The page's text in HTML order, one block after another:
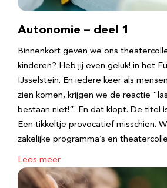
Autonomie – deel 1
Binnenkort geven we ons
kinderen? Heb jij even geluk! in het
IJsselstein. En iedere keer als
zien komen, krijgen we de reactie
bestaan niet!”. En dat klopt. De titel
Een tikkeltje provocatief misschien.
zakelijke programma’s en
Lees meer